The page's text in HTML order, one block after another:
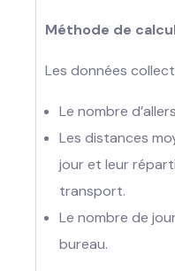
Méthode de
Les données
Le nombre
Les distances
jour et leur
transport.
Le nombre de
bureau.